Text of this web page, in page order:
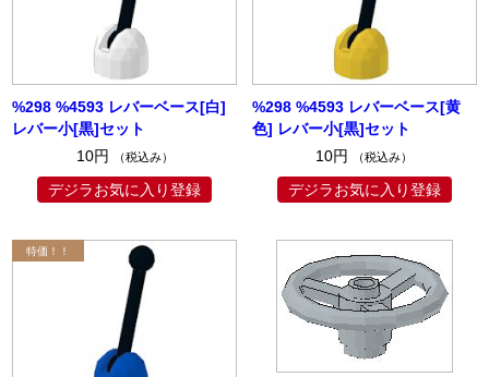
%298 %4593 レバーベース[白]
レバー小[黒]セット
10円
（税込み）
デジラお気に入り登録
%298 %4593 レバーベース[黄
色] レバー小[黒]セット
10円
（税込み）
デジラお気に入り登録